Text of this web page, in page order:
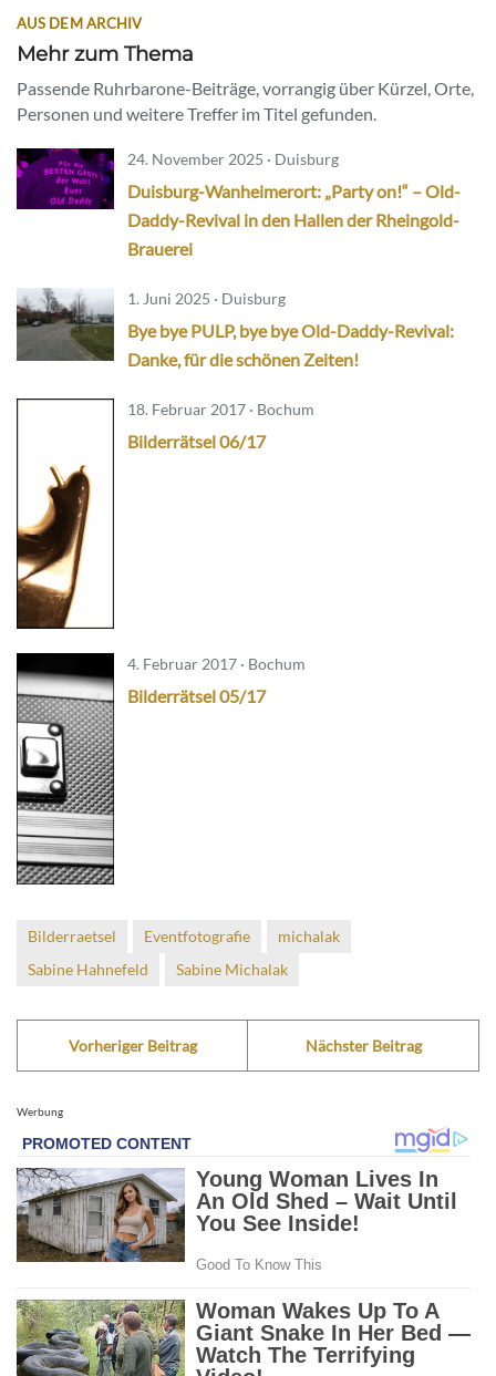
AUS DEM ARCHIV
Mehr zum Thema
Passende Ruhrbarone-Beiträge, vorrangig über Kürzel, Orte,
Personen und weitere Treffer im Titel gefunden.
24. November 2025 · Duisburg
Duisburg-Wanheimerort: „Party on!“ – Old-
Daddy-Revival in den Hallen der Rheingold-
Brauerei
1. Juni 2025 · Duisburg
Bye bye PULP, bye bye Old-Daddy-Revival:
Danke, für die schönen Zeiten!
18. Februar 2017 · Bochum
Bilderrätsel 06/17
4. Februar 2017 · Bochum
Bilderrätsel 05/17
Bilderraetsel Eventfotografie
michalak
Sabine Hahnefeld
Sabine Michalak
Vorheriger Beitrag Nächster Beitrag
Werbung